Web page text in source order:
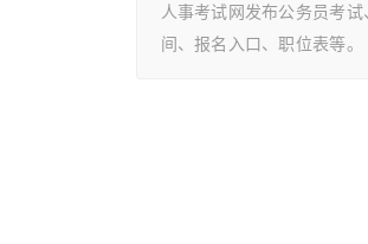
人事考试网发布公务员考
间、报名入口、职位表等。